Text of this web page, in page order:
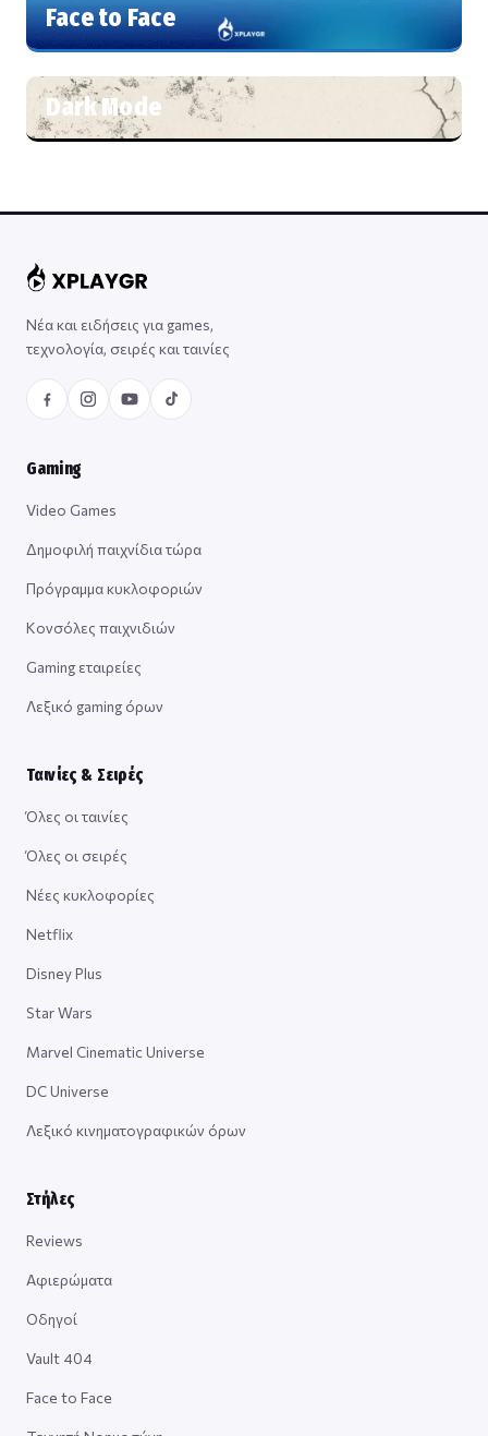
Face to Face
Dark Mode
Νέα και ειδήσεις για games,
τεχνολογία, σειρές και ταινίες
Gaming
Video Games
Δημοφιλή παιχνίδια τώρα
Πρόγραμμα κυκλοφοριών
Κονσόλες παιχνιδιών
Gaming εταιρείες
Λεξικό gaming όρων
Ταινίες & Σειρές
Όλες οι ταινίες
Όλες οι σειρές
Νέες κυκλοφορίες
Netflix
Disney Plus
Star Wars
Marvel Cinematic Universe
DC Universe
Λεξικό κινηματογραφικών όρων
Στήλες
Reviews
Αφιερώματα
Οδηγοί
Vault 404
Face to Face